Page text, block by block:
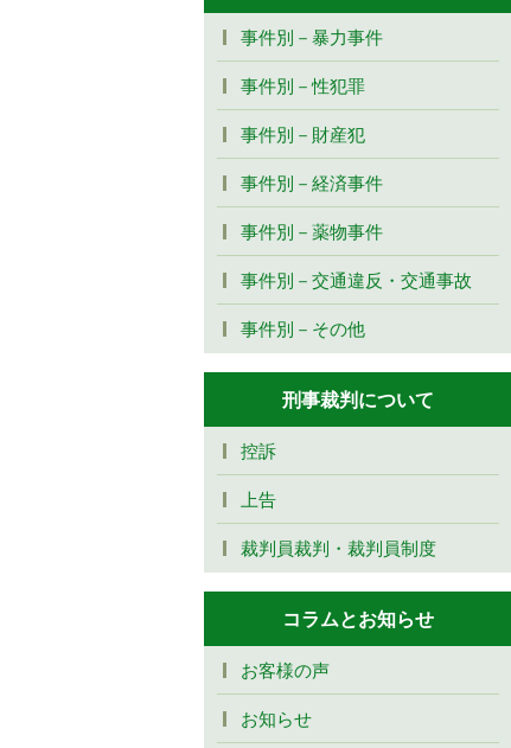
事件別－暴力事件
事件別－性犯罪
事件別－財産犯
事件別－経済事件
事件別－薬物事件
事件別－交通違反・交通事故
事件別－その他
刑事裁判について
控訴
上告
裁判員裁判・裁判員制度
コラムとお知らせ
お客様の声
お知らせ